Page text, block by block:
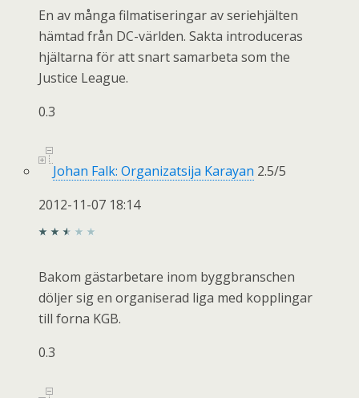
En av många filmatiseringar av seriehjälten
hämtad från DC-världen. Sakta introduceras
hjältarna för att snart samarbeta som the
Justice League.
0.3
Johan Falk: Organizatsija Karayan 2.5/5
2012-11-07 18:14
Bakom gästarbetare inom byggbranschen
döljer sig en organiserad liga med kopplingar
till forna KGB.
0.3